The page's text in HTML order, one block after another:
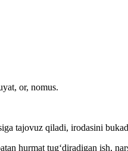
or, nomus.
tajovuz qiladi, irodasini
hurmat tugʻdiradigan ish,